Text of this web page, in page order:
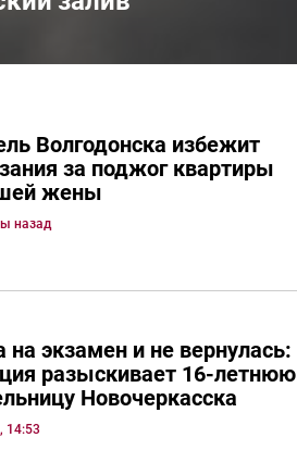
Волгодонска избежит
за поджог квартиры
жены
назад
на экзамен и не вернулась:
разыскивает 16-летнюю
Новочеркасска
14:53